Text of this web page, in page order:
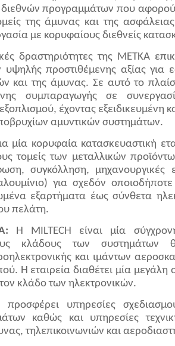
διεθνών προγραμμάτων που
της άμυνας και της
με κορυφαίους διεθνείς
δραστηριότητες της ΜΕΤΚΑ
υψηλής προστιθέμενης αξίας για
και της άμυνας. Σε αυτό το
συμπαραγωγής σε
έχοντας εξειδικευμένη
αμυντικών συστημάτων.
μία κορυφαία κατασκευαστική
τομείς των μεταλλικών
συγκόλληση, μηχανουργικές
για σχεδόν
εξαρτήματα έως σύνθετα
πελάτη.
Η MILTECH είναι μία
κλάδους των συστημάτων
και ιμάντων
Η εταιρεία διαθέτει μία μεγάλη
κλάδο των ηλεκτρονικών.
προσφέρει υπηρεσίες
καθώς και υπηρεσίες
τηλεπικοινωνιών και